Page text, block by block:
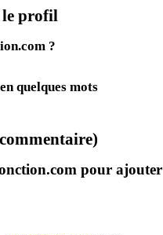
le profil
?
quelques mots
pour ajouter